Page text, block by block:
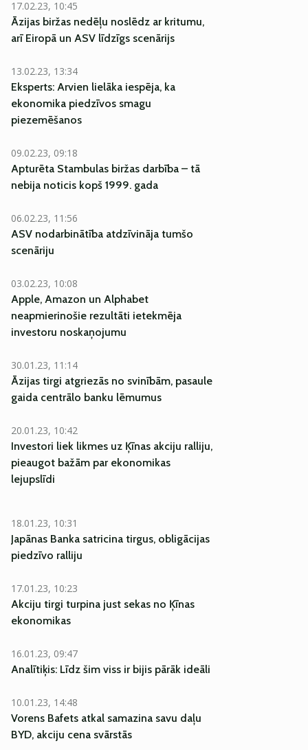
17.02.23, 10:45
Āzijas biržas nedēļu noslēdz ar kritumu,
arī Eiropā un ASV līdzīgs scenārijs
13.02.23, 13:34
Eksperts: Arvien lielāka iespēja, ka
ekonomika piedzīvos smagu
piezemēšanos
09.02.23, 09:18
Apturēta Stambulas biržas darbība – tā
nebija noticis kopš 1999. gada
06.02.23, 11:56
ASV nodarbinātība atdzīvināja tumšo
scenāriju
03.02.23, 10:08
Apple, Amazon un Alphabet
neapmierinošie rezultāti ietekmēja
investoru noskaņojumu
30.01.23, 11:14
Āzijas tirgi atgriezās no svinībām, pasaule
gaida centrālo banku lēmumus
20.01.23, 10:42
Investori liek likmes uz Ķīnas akciju ralliju,
pieaugot bažām par ekonomikas
lejupslīdi
18.01.23, 10:31
Japānas Banka satricina tirgus, obligācijas
piedzīvo ralliju
17.01.23, 10:23
Akciju tirgi turpina just sekas no Ķīnas
ekonomikas
16.01.23, 09:47
Analītiķis: Līdz šim viss ir bijis pārāk ideāli
10.01.23, 14:48
Vorens Bafets atkal samazina savu daļu
BYD, akciju cena svārstās